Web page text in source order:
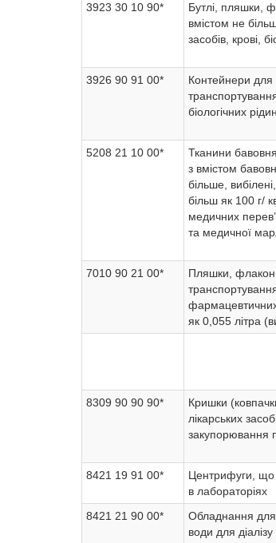
3923 30 10 90*
Бутлі, пляшки,
вмістом не
засобів, крові,
3926 90 91 00*
Контейнери для
транспортування
біологічних рідин
5208 21 10 00*
Тканини
з вмістом
більше,
більш як 100 г/
медичних
та медичної
7010 90 21 00*
Пляшки,
фармацевтичних
як 0,055 літра
8309 90 90 90*
Кришки
лікарських
закупорювання
8421 19 91 00*
Центрифуги, що
в лабораторіях
8421 21 90 00*
Обладнання
води для діалізу